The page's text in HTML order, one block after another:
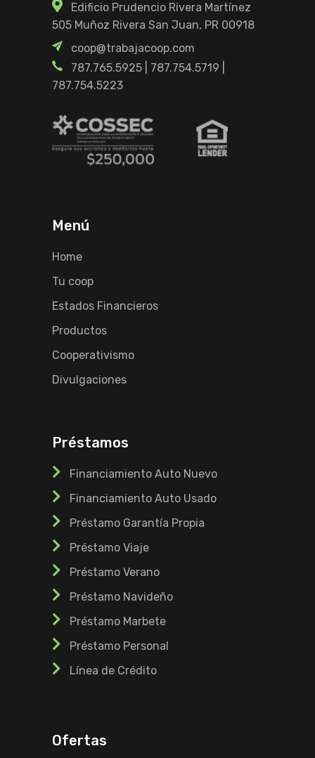
Edificio Prudencio Rivera Martínez
505 Muñoz Rivera San Juan, PR 00918
coop@trabajacoop.com
787.765.5925
787.754.5719
787.754.5223
Menú
Home
Tu coop
Estados Financieros
Productos
Cooperativismo
Divulgaciones
Préstamos
Financiamiento Auto Nuevo
Financiamiento Auto Usado
Préstamo Garantía Propia
Préstamo Viaje
Préstamo Verano
Préstamo Navideño
Préstamo Marbete
Préstamo Personal
Línea de Crédito
Ofertas